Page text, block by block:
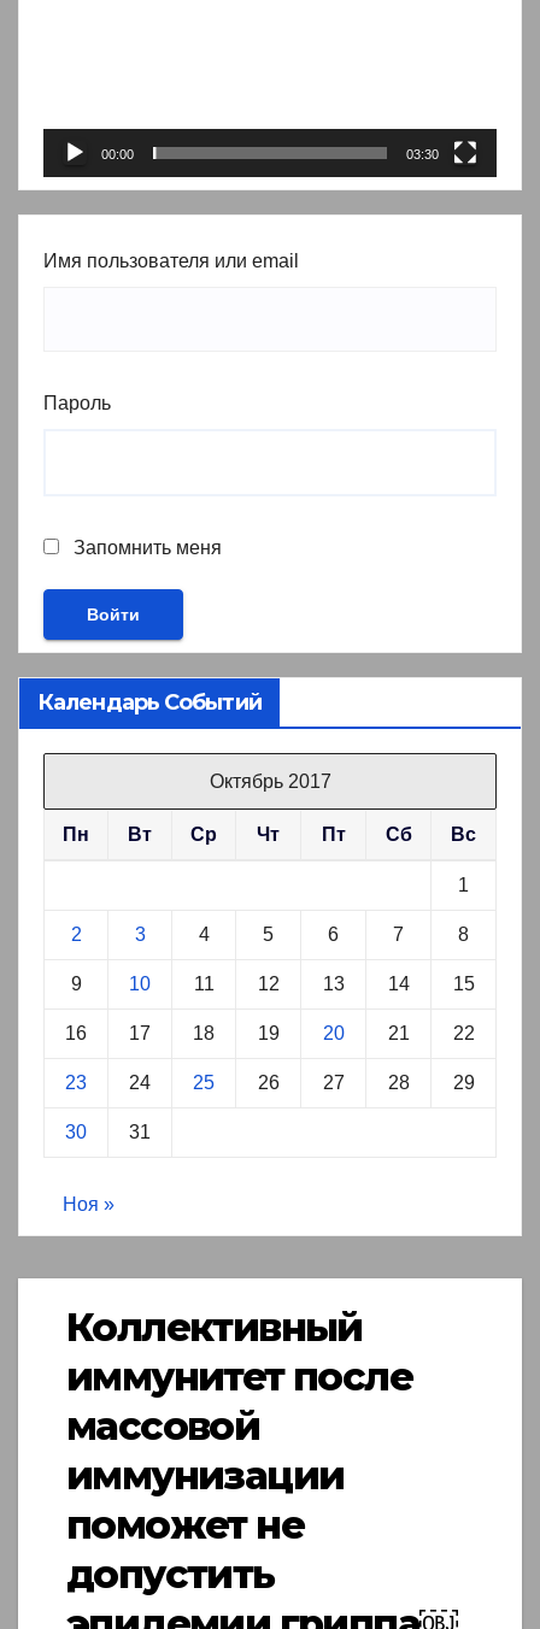
00:00 03:30
Имя пользователя или email
Пароль
Запомнить меня
Календарь Событий
Октябрь 2017
Пн Вт Ср Чт Пт Сб Вс
1
2 3 4 5 6 7 8
9 10 11 12 13 14 15
16 17 18 19 20 21 22
23 24 25 26 27 28 29
30 31
Ноя »
Коллективный
иммунитет после
массовой
иммунизации
поможет не
допустить